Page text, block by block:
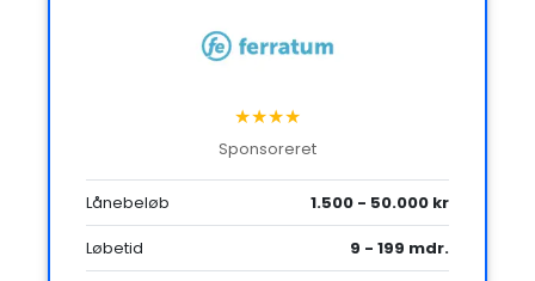
★★★★
Sponsoreret
Lånebeløb
1.500 - 50.000 kr
Løbetid
9 - 199 mdr.